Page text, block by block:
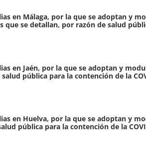
en Málaga, por la que se adoptan y
se detallan, por razón de salud
en Jaén, por la que se adoptan y
pública para la contención de la
en Huelva, por la que se adoptan y
pública para la contención de la